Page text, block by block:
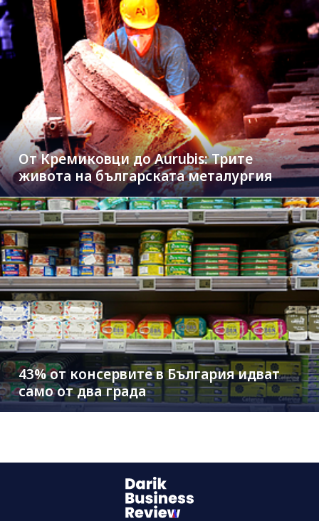
От Кремиковци до Aurubis: Трите
живота на българската металургия
43% от консервите в България идват
само от два града